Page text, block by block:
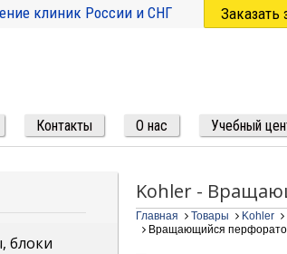
клиник России и СНГ Заказать
Контакты О нас Учебный
Kohler -
Главная Товары Kohler
Вращающийся
блоки